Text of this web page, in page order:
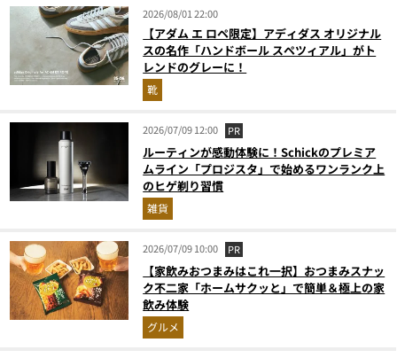
2026/08/01 22:00
【アダム エ ロペ限定】アディダス オリジナル
スの名作「ハンドボール スペツィアル」がト
レンドのグレーに！
靴
2026/07/09 12:00 PR
ルーティンが感動体験に！Schickのプレミア
ムライン「プロジスタ」で始めるワンランク上
のヒゲ剃り習慣
雑貨
2026/07/09 10:00 PR
【家飲みおつまみはこれ一択】おつまみスナッ
ク不二家「ホームサクッと」で簡単＆極上の家
飲み体験
グルメ